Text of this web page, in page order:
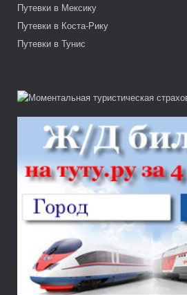
Путевки в Мексику
Путевки в Коста-Рику
Путевки в Тунис